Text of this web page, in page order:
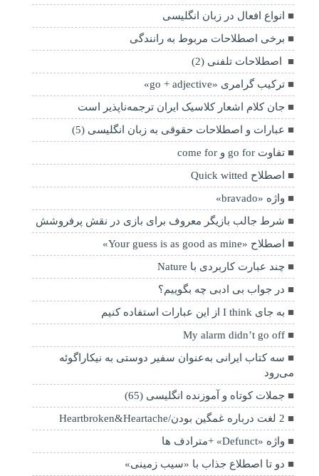
انواع افعال در زبان انگلیسی
برخی اصطلاحات مربوط به رانندگی
اصطلاحات تلفنی (2)
ترکیب گرامری «go + adjective»
جان کلام اشعار کلاسیک ایران ترجمه‌ناپذیر است
عبارات و اصطلاحات حقوقی به زبان انگلیسی (5)
تفاوت go for و come for
اصطلاح Quick witted
واژه «bravado»
شرط جالب بازیگر معروف برای بازی در نقش پرفروشش
اصطلاح «Your guess is as good as mine»
چند عبارت کاربردی با Nature
در جواب بی ادبی چه بگوییم؟
به جای I think از این عبارات استفاده کنیم
My alarm didn’t go off
سه کتاب ایرانی به‌عنوان سفیر دوستی به نیکاراگوئه
می‌رود
جملات کوتاه و آموزنده انگلیسی (65)
2 لغت درباره غمگین بودن/Heartbroken&Heartache
واژه «Defunct» +مترادف ها
دو تا اصطلاع جذاب با «سیب زمینی»